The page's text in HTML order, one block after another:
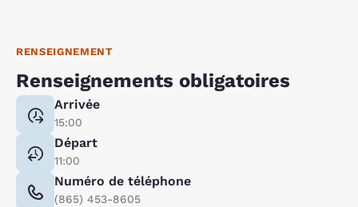
RENSEIGNEMENT
Renseignements obligatoires
Arrivée
15:00
Départ
11:00
Numéro de téléphone
(865) 453-8605